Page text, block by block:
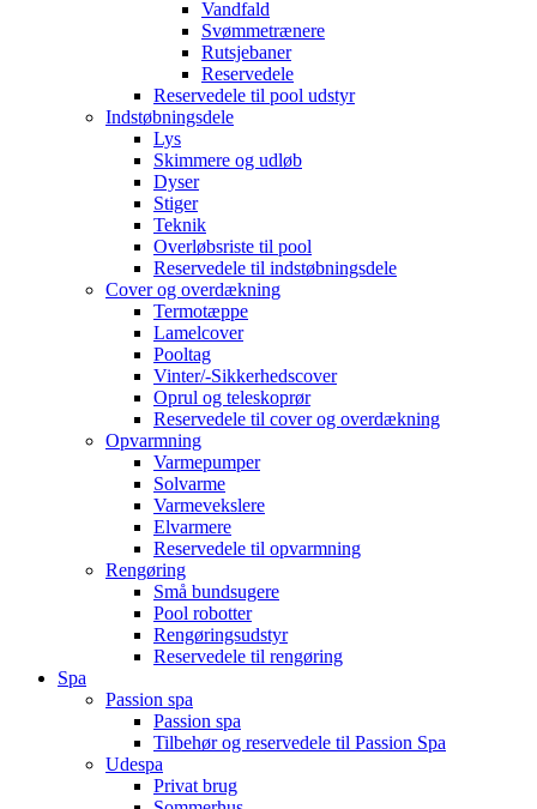
Vandfald
Svømmetrænere
Rutsjebaner
Reservedele
Reservedele til pool udstyr
Indstøbningsdele
Lys
Skimmere og udløb
Dyser
Stiger
Teknik
Overløbsriste til pool
Reservedele til indstøbningsdele
Cover og overdækning
Termotæppe
Lamelcover
Pooltag
Vinter/-Sikkerhedscover
Oprul og teleskoprør
Reservedele til cover og overdækning
Opvarmning
Varmepumper
Solvarme
Varmevekslere
Elvarmere
Reservedele til opvarmning
Rengøring
Små bundsugere
Pool robotter
Rengøringsudstyr
Reservedele til rengøring
Spa
Passion spa
Passion spa
Tilbehør og reservedele til Passion Spa
Udespa
Privat brug